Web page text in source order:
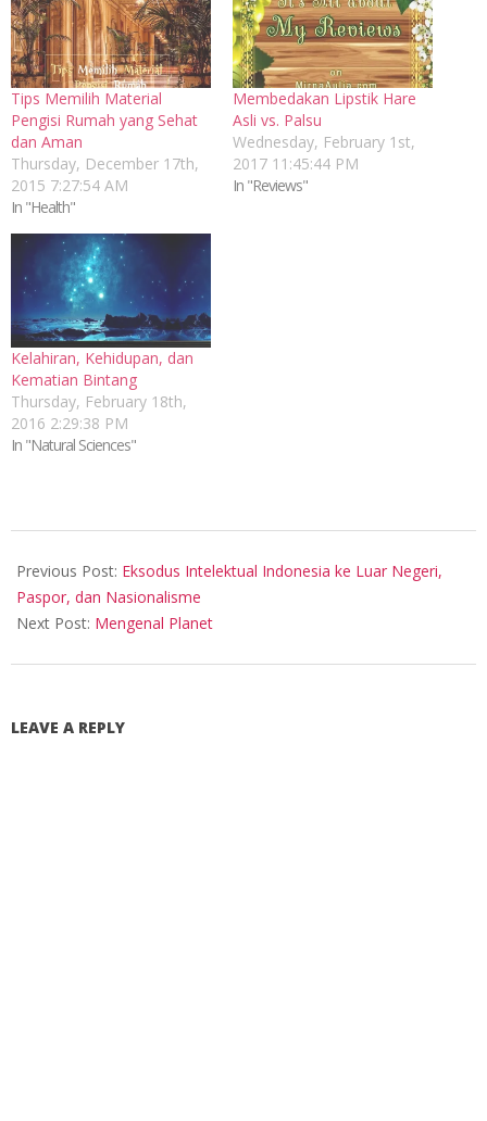
Tips Memilih Material
Pengisi Rumah yang Sehat
dan Aman
Thursday, December 17th,
2015 7:27:54 AM
In "Health"
Membedakan Lipstik Hare
Asli vs. Palsu
Wednesday, February 1st,
2017 11:45:44 PM
In "Reviews"
Kelahiran, Kehidupan, dan
Kematian Bintang
Thursday, February 18th,
2016 2:29:38 PM
In "Natural Sciences"
10-
05
Previous Post: Eksodus Intelektual Indonesia ke Luar Negeri,
Paspor, dan Nasionalisme
Next Post: Mengenal Planet
LEAVE A REPLY